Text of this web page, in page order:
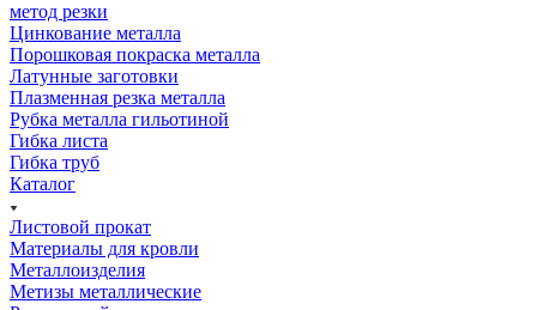
метод резки
Цинкование металла
Порошковая покраска металла
Латунные заготовки
Плазменная резка металла
Рубка металла гильотиной
Гибка листа
Гибка труб
Каталог
Листовой прокат
Материалы для кровли
Металлоизделия
Метизы металлические